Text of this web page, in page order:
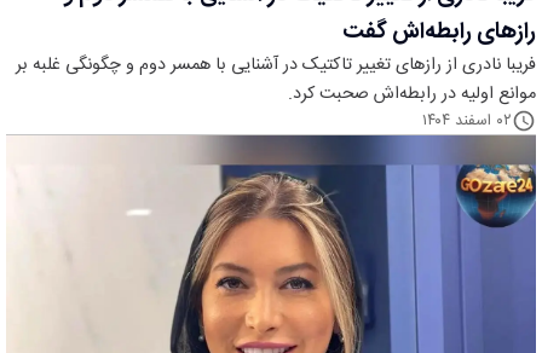
رازهای رابطه‌اش گفت
فریبا نادری از رازهای تغییر تاکتیک در آشنایی با همسر دوم و چگونگی غلبه بر
موانع اولیه در رابطه‌اش صحبت کرد.
۰۲ اسفند ۱۴۰۴